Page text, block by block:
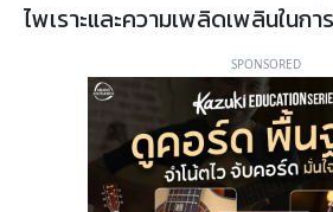
ไพเราะและความเพลิดเพลินในก
SPONSORED